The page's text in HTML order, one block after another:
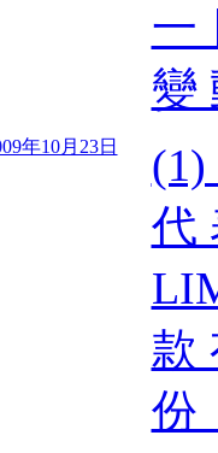
一
變
年10月23日
代
款
份